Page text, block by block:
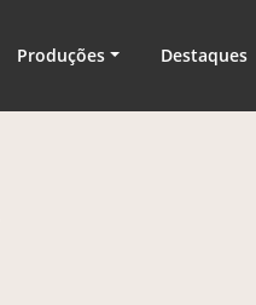
Produções Destaques